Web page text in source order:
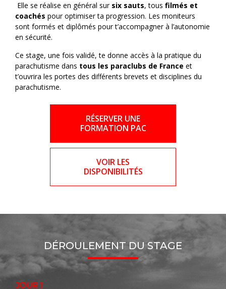
Elle se réalise en général sur six sauts, tous filmés et
coachés pour optimiser ta progression. Les moniteurs
sont formés et diplômés pour t’accompagner à l’autonomie
en sécurité.
Ce stage, une fois validé, te donne accès à la pratique du
parachutisme dans tous les paraclubs de France et
t’ouvrira les portes des différents brevets et disciplines du
parachutisme.
RÉSERVER UNE
FORMATION PAC
VOIR LES
DISPONIBILITÉS
DÉROULEMENT DU STAGE
JOUR 1